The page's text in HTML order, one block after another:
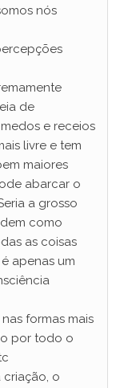
nós
de
e receios
livre e tem
maiores
abarcar o
a grosso
como
as coisas
apenas um
formas mais
por todo o
criação, o